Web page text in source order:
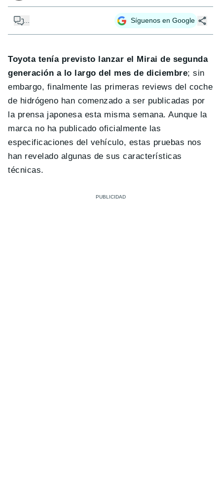
... Síguenos en Google
Toyota tenía previsto lanzar el Mirai de segunda
generación a lo largo del mes de diciembre; sin
embargo, finalmente las primeras reviews del coche
de hidrógeno han comenzado a ser publicadas por
la prensa japonesa esta misma semana. Aunque la
marca no ha publicado oficialmente las
especificaciones del vehículo, estas pruebas nos
han revelado algunas de sus características
técnicas.